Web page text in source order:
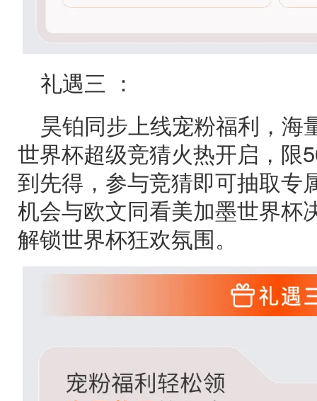
礼遇三 ：
昊铂同步上线宠粉福利，海
世界杯超级竞猜火热开启，限
到先得，参与竞猜即可抽取专
机会与欧文同看美加墨世界杯
解锁世界杯狂欢氛围。